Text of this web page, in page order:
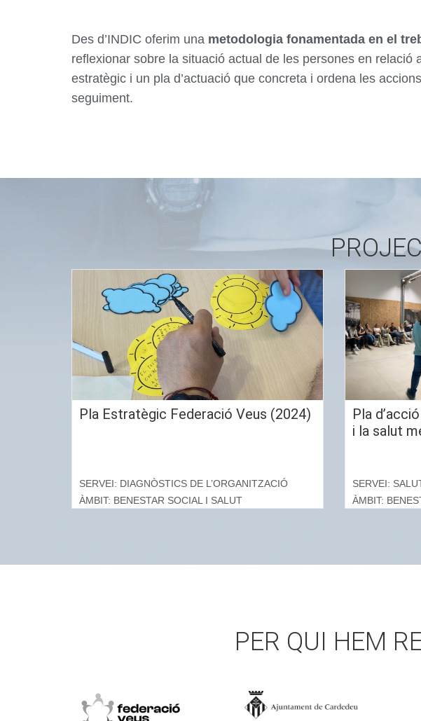
Des d’INDIC oferim una metodologia fonamentada en el
reflexionar sobre la situació actual de les persones en
estratègic i un pla d’actuació que concreta i ordena les
seguiment.
Pla Estratègic Federació Veus (2024)
SERVEI: DIAGNÒSTICS DE L’ORGANITZACIÓ
ÀMBIT: BENESTAR SOCIAL I SALUT
Pla
i la salut
SERVEI:
ÀMBIT:
PER QUI HEM